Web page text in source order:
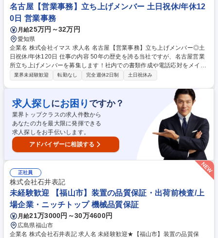
（実作業は含みません）※取り扱う商品：店舗にて取り扱うパック豆商
品・ドリップ商品、オフィスコーヒー用のレギュラーコーヒー（粉）製
品、量販店用ドリップ商品、紅茶など 募集職種 【兵庫】商品本部 包装担
当/コーヒー製品、紅茶製品包装・セットアップ
名古屋【営業事務】立ち上げメンバー 土日祝休/年休12
0日 営業事務
月給25万円～32万円
愛知県
企業名 株式会社イマス 求人名 名古屋【営業事務】立ち上げメンバー◎土
日祝休/年休120日 仕事の内容 50年の歴史を誇る当社ですが、名古屋営業
所立ち上げメンバーを募集します！社内での書類作成や電話応対をメイン
に、営業のサポート業務を幅広くお任せいたします。未経験歓迎です！※
い合わせ、取次など) ・営業活動に係る書類作成、データ入力 ・ビル管理
に係る書類作成、データ入力 ・営業サポート 基本は社内での書類作成や
電話応対ですが、お客様を物件へご案内する内見の同行サポート（お部屋
の鍵開けや写真撮影など）をお願いします。営業活動や成約ノルマなどは
一切ありませんのでご安心ください！ 募集職種 名古屋【営業事務】立ち
上げメンバー◎土日祝休/年休120日
業界未経験歓迎 転勤なし 完全週休2日制 土日祝休み
求人探しにお困り ですか？
業界トップクラスの求人件数から
あなたの力を最大限に発揮できる
求人探しをお手伝いします。
アドバイザーに相談する
正社員
株式会社石井表記
未経験歓迎 【福山市】装置の品質保証・出荷前検査/上
場企業・ニッチトップ 機械品質保証
月給21万3000円～30万4600円
広島県福山市
企業名 株式会社石井表記 求人名 未経験歓迎★【福山市】装置の品質保